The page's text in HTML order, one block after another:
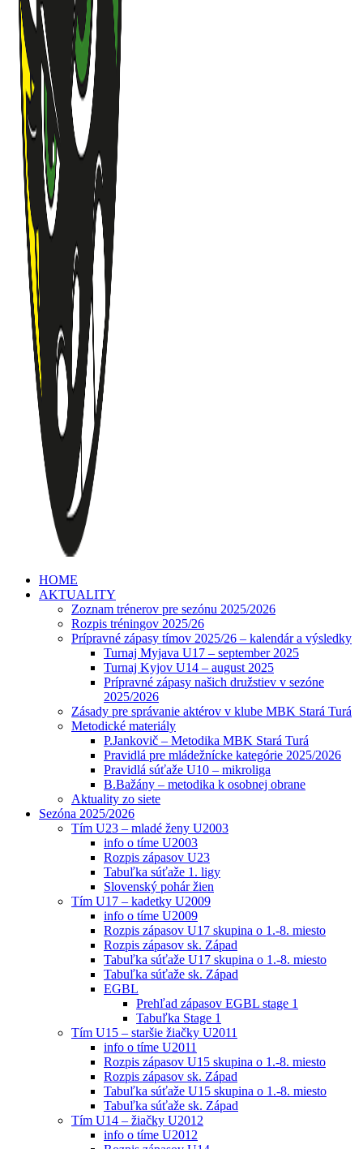
HOME
AKTUALITY
Zoznam trénerov pre sezónu 2025/2026
Rozpis tréningov 2025/26
Prípravné zápasy tímov 2025/26 – kalendár a výsledky
Turnaj Myjava U17 – september 2025
Turnaj Kyjov U14 – august 2025
Prípravné zápasy našich družstiev v sezóne
2025/2026
Zásady pre správanie aktérov v klube MBK Stará Turá
Metodické materiály
P.Jankovič – Metodika MBK Stará Turá
Pravidlá pre mládežnícke kategórie 2025/2026
Pravidlá súťaže U10 – mikroliga
B.Bažány – metodika k osobnej obrane
Aktuality zo siete
Sezóna 2025/2026
Tím U23 – mladé ženy U2003
info o tíme U2003
Rozpis zápasov U23
Tabuľka súťaže 1. ligy
Slovenský pohár žien
Tím U17 – kadetky U2009
info o tíme U2009
Rozpis zápasov U17 skupina o 1.-8. miesto
Rozpis zápasov sk. Západ
Tabuľka súťaže U17 skupina o 1.-8. miesto
Tabuľka súťaže sk. Západ
EGBL
Prehľad zápasov EGBL stage 1
Tabuľka Stage 1
Tím U15 – staršie žiačky U2011
info o tíme U2011
Rozpis zápasov U15 skupina o 1.-8. miesto
Rozpis zápasov sk. Západ
Tabuľka súťaže U15 skupina o 1.-8. miesto
Tabuľka súťaže sk. Západ
Tím U14 – žiačky U2012
info o tíme U2012